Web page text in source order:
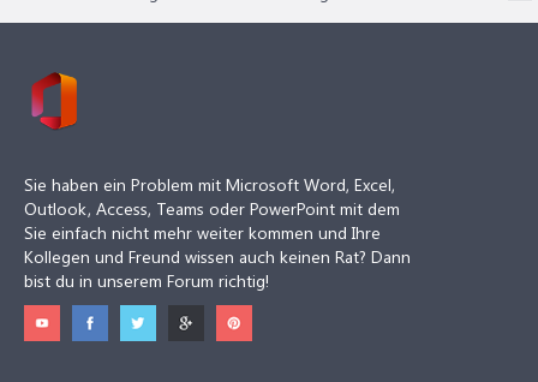
Sie haben ein Problem mit Microsoft Word, Excel,
Outlook, Access, Teams oder PowerPoint mit dem
Sie einfach nicht mehr weiter kommen und Ihre
Kollegen und Freund wissen auch keinen Rat? Dann
bist du in unserem Forum richtig!